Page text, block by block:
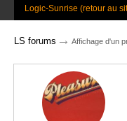
Logic-Sunrise (retour au
LS forums → Affichage d'un